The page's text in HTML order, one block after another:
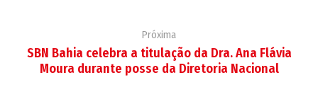
Próxima
SBN Bahia celebra a titulação da Dra. Ana Flávia
Moura durante posse da Diretoria Nacional